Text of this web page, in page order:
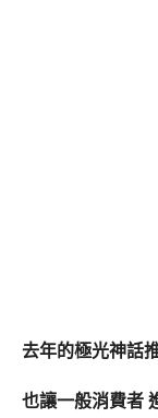
去年的極光神話
也讓一般消費者